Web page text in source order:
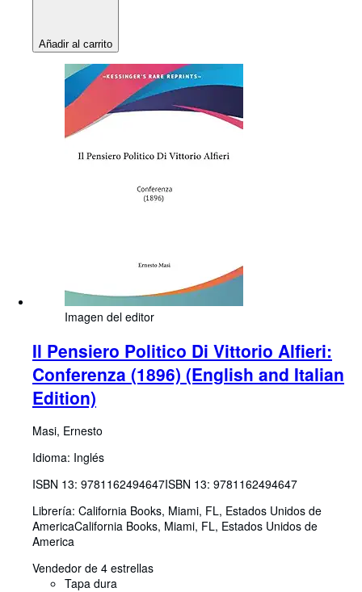
Añadir al carrito
Imagen del editor
Il Pensiero Politico Di Vittorio Alfieri:
Conferenza (1896) (English and Italian
Edition)
Masi, Ernesto
Idioma: Inglés
ISBN 13: 9781162494647ISBN 13: 9781162494647
Librería: California Books, Miami, FL, Estados Unidos de
AmericaCalifornia Books, Miami, FL, Estados Unidos de
America
Vendedor de 4 estrellas
Tapa dura